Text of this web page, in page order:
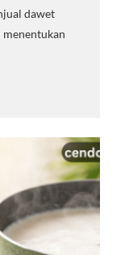
dawet